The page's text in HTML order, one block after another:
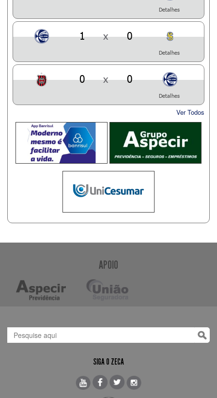
Detalhes
1 x 0
Detalhes
0 x 0
Detalhes
Ver Todos
APOIO
SIGA O ZECA